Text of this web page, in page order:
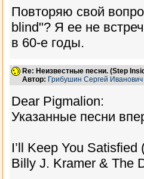
Повторяю свой
blind"? Я ее не
в 60-е годы.
Re: Неизвестные песни. (Step
Автор: Грибушин Сергей Иванович
Dear Pigmalion:
Указанные песни
I’ll Keep You
Billy J. Kramer & The